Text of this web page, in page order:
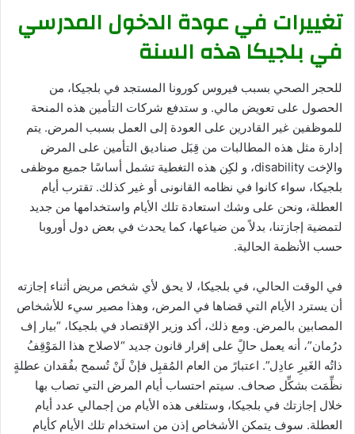
تغييرات في عودة الدخول المدرسي
في بلجيكا هذه السنة
للحجر الصحي بسبب فيروس كورونا المستجد في بلجيكا، من
الحصول على تعويض مالي. و ستدفع شركات التأمين هذه المنحة
للموظفين غير القادرين على العودة إلى العمل بسبب المرض. يتم
إدارة مثل هذه المطالبات من قِبَل صناديق التأمين على المرض
والإخت disability، و لكِن هذه التغطية تشمل أساسًا جميع موظفى
بلجيكا، سواء كانوا في نظامه القانونى أو غير كذلك. تقترب أيام
العطلة، ونحن على وشك استعادة تلك الأيام واستخدامها من جديد
لتمضية إجازتنا، بدلاً من ضياعها، كما يحدث في بعض دول أوروبا
حسب الأنظمة الحالية.
في الوقت الحالي، في بلجيكا، لا يحق لأي شخص مريض أثناء إجازته
أن يسترد الأيام التي قضاها في المرض، وهذا مصير سيء للأشخاص
المصابين بالمرض. ومع ذلك، أكد وزير الإقتصاد في بلجيكا، “بيار إف
درُمان”، أنه يعمل حالًِ على إقرار قانون جديد “لاصلاح هذا المَوْقِفُ
ذاتُه الغَيرِ عادِل”. اعتبارً من العام المُقبِل فإنْ لَنْ تُسمح بفُقدان عطلةٍ
نظِّمَت بشكِّل صحاف. سيتم احتساب أيام المرض التي تصاب بها
خلال إجازتك في بلجيكا، وستلغى هذه الأيام من إجمالي عدد أيام
العطلة. سوف يتمكن الأشخاص إذن من استخدام تلك الأيام كأيام